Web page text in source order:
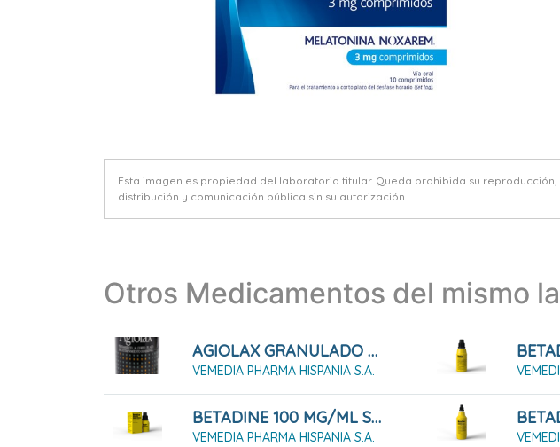
Esta imagen es propiedad del laboratorio titular. Queda prohibida su reproducción,
distribución y comunicación pública sin su autorización.
Otros Medicamentos del mismo
AGIOLAX GRANULADO 250 G
VEMEDIA PHARMA HISPANIA S.A.
BETADINE 100 MG/ML SOLUCIÓN CUTÁNEA 50 ML
VEMEDIA PHARMA HISPANIA S.A.